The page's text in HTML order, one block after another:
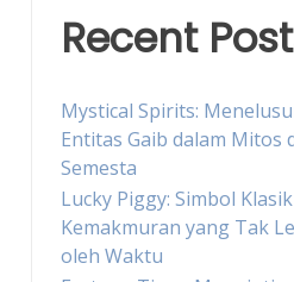
Recent
Mystical Spirits:
Entitas Gaib dalam Mitos
Semesta
Lucky Piggy: Simbol Klasik
Kemakmuran yang Tak
oleh Waktu